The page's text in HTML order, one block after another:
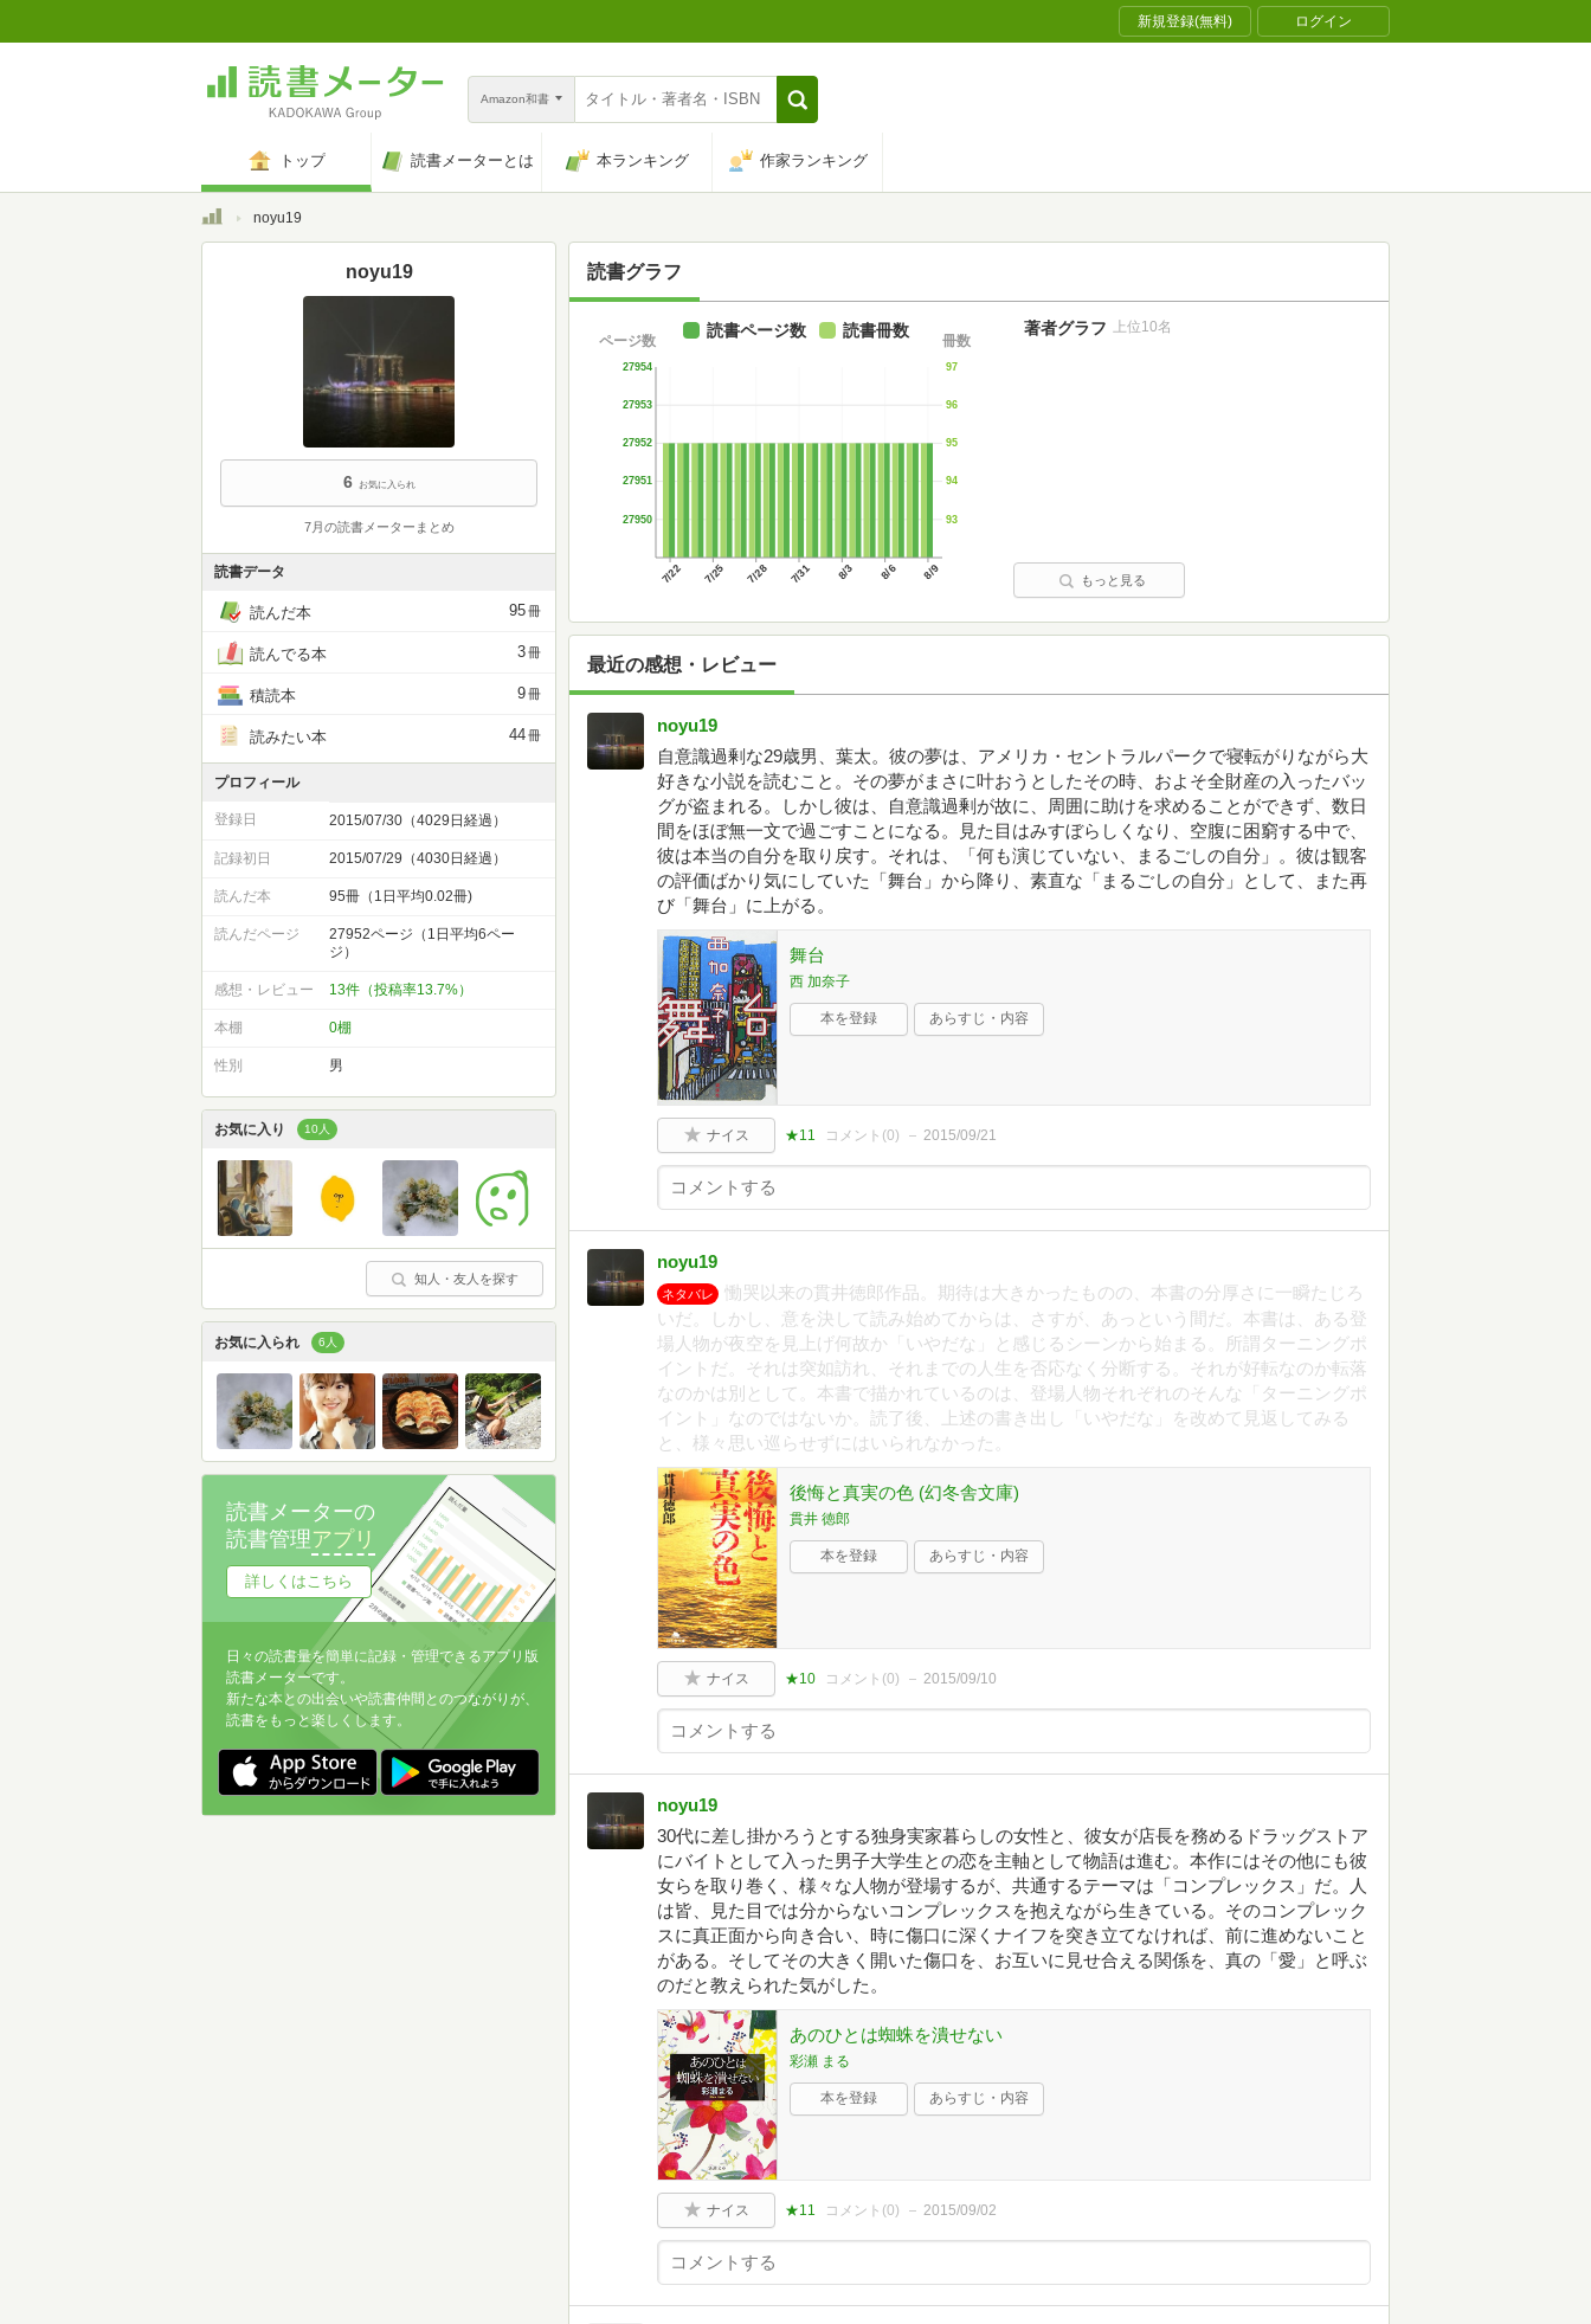
新規登録(無料) ログイン
Amazon和書
トップ 読書メーターとは 本ランキング 作家ランキング
トップnoyu19
読書グラフ
7/22 7/25 7/28 7/31 8/3 8/6 8/9
27950
27951
27952
27953
27954
ページ数
93
94
95
96
97
冊数
読書ページ数 読書冊数 著者グラフ 上位10名
もっと見る
最近の感想・レビュー
noyu19
自意識過剰な29歳男、葉太。彼の夢は、アメリカ・セントラルパークで寝転がりながら大
好きな小説を読むこと。その夢がまさに叶おうとしたその時、およそ全財産の入ったバッ
グが盗まれる。しかし彼は、自意識過剰が故に、周囲に助けを求めることができず、数日
間をほぼ無一文で過ごすことになる。見た目はみすぼらしくなり、空腹に困窮する中で、
彼は本当の自分を取り戻す。それは、「何も演じていない、まるごしの自分」。彼は観客
の評価ばかり気にしていた「舞台」から降り、素直な「まるごしの自分」として、また再
び「舞台」に上がる。
舞台
西 加奈子
本を登録 あらすじ・内容
ナイス ★11 コメント(0) 2015/09/21
noyu19
ネタバレ
慟哭以来の貫井徳郎作品。期待は大きかったものの、本書の分厚さに一瞬たじろ
いだ。しかし、意を決して読み始めてからは、さすが、あっという間だ。本書は、ある登
場人物が夜空を見上げ何故か「いやだな」と感じるシーンから始まる。所謂ターニングポ
イントだ。それは突如訪れ、それまでの人生を否応なく分断する。それが好転なのか転落
なのかは別として。本書で描かれているのは、登場人物それぞれのそんな「ターニングポ
イント」なのではないか。読了後、上述の書き出し「いやだな」を改めて見返してみる
と、様々思い巡らせずにはいられなかった。
後悔と真実の色 (幻冬舎文庫)
貫井 徳郎
本を登録 あらすじ・内容
ナイス ★10 コメント(0) 2015/09/10
noyu19
30代に差し掛かろうとする独身実家暮らしの女性と、彼女が店長を務めるドラッグストア
にバイトとして入った男子大学生との恋を主軸として物語は進む。本作にはその他にも彼
女らを取り巻く、様々な人物が登場するが、共通するテーマは「コンプレックス」だ。人
は皆、見た目では分からないコンプレックスを抱えながら生きている。そのコンプレック
スに真正面から向き合い、時に傷口に深くナイフを突き立てなければ、前に進めないこと
がある。そしてその大きく開いた傷口を、お互いに見せ合える関係を、真の「愛」と呼ぶ
のだと教えられた気がした。
あのひとは蜘蛛を潰せない
彩瀬 まる
本を登録 あらすじ・内容
ナイス ★11 コメント(0) 2015/09/02
noyu19
6 お気に入られ
7月の読書メーターまとめ
読書データ
読んだ本 95冊
読んでる本 3冊
積読本 9冊
読みたい本 44冊
プロフィール
登録日 2015/07/30（4029日経過）
記録初日 2015/07/29（4030日経過）
読んだ本 95冊（1日平均0.02冊)
読んだページ
27952ページ（1日平均6ペー
ジ）
感想・レビュー 13件（投稿率13.7%）
本棚 0棚
性別 男
お気に入り 10人
知人・友人を探す
お気に入られ 6人
読書メーターの
読書管理アプリ
詳しくはこちら
日々の読書量を簡単に記録・管理できるアプリ版
読書メーターです。
新たな本との出会いや読書仲間とのつながりが、
読書をもっと楽しくします。